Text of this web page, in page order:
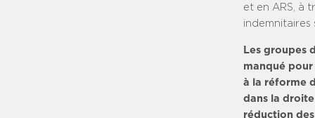
et en ARS, à
indemnitaires
Les groupes
manqué pour
à la réforme
dans la
réduction